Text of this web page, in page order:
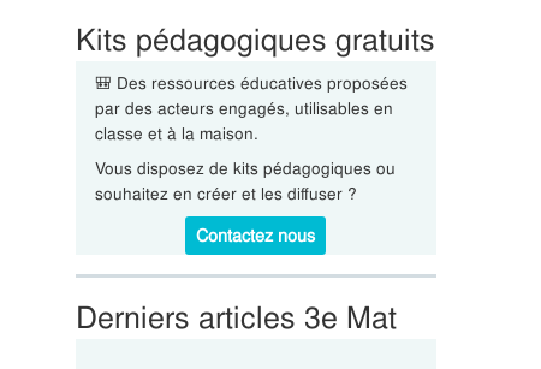
Kits pédagogiques gratuits
🎒 Des ressources éducatives proposées
par des acteurs engagés, utilisables en
classe et à la maison.
Vous disposez de kits pédagogiques ou
souhaitez en créer et les diffuser ?
Contactez nous
Derniers articles 3e Mat